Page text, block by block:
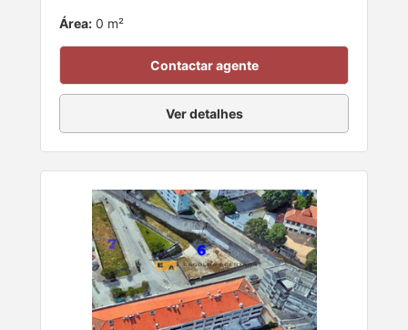
Área: 0 m²
Contactar agente
Ver detalhes